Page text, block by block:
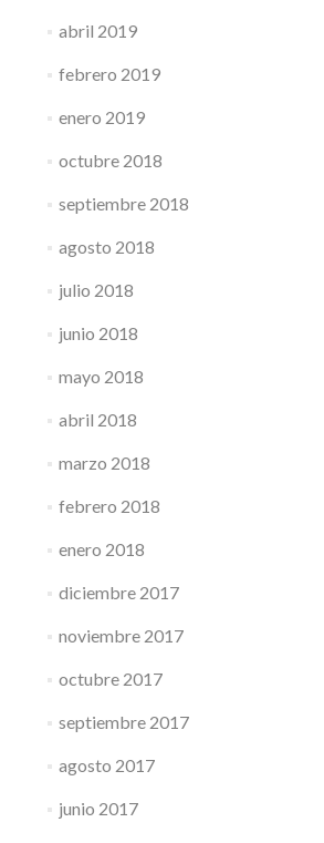
abril 2019
febrero 2019
enero 2019
octubre 2018
septiembre 2018
agosto 2018
julio 2018
junio 2018
mayo 2018
abril 2018
marzo 2018
febrero 2018
enero 2018
diciembre 2017
noviembre 2017
octubre 2017
septiembre 2017
agosto 2017
junio 2017